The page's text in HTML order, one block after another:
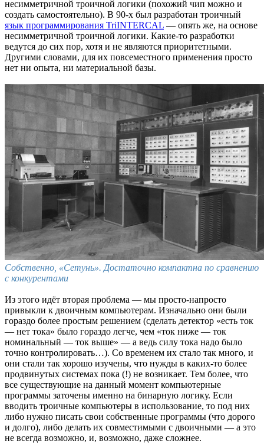
несимметричной троичной логики (похожий чип можно и
создать самостоятельно). В 90-х был разработан троичный
язык программирования TriINTERCAL — опять же, на основе
несимметричной троичной логики. Какие-то разработки
ведутся до сих пор, хотя и не являются приоритетными.
Другими словами, для их повсеместного применения просто
нет ни опыта, ни материальной базы.
Собственно, «Сетунь». Достаточно компактна по сравнению
с конкурентами
Из этого идёт вторая проблема — мы просто-напросто
привыкли к двоичным компьютерам. Изначально они были
гораздо более простым решением (сделать детектор «есть ток
— нет тока» было гораздо легче, чем «ток ниже — ток
номинальный — ток выше» — а ведь силу тока надо было
точно контролировать…). Со временем их стало так много, и
они стали так хорошо изучены, что нужды в каких-то более
продвинутых системах пока (!) не возникает. Тем более, что
все существующие на данный момент компьютерные
программы заточены именно на бинарную логику. Если
вводить троичные компьютеры в использование, то под них
либо нужно писать свои собственные программы (что дорого
и долго), либо делать их совместимыми с двоичными — а это
не всегда возможно, и, возможно, даже сложнее.